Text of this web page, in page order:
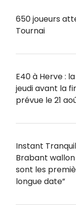
650 joueurs
Tournai
E40 à Herve :
jeudi avant la
prévue le 21
Instant
Brabant
sont les
longue date”